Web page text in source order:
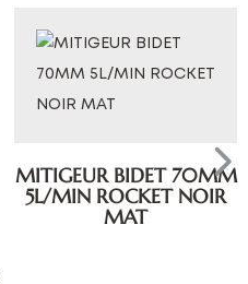
MITIGEUR BIDET 70MM
5L/MIN ROCKET NOIR
MAT